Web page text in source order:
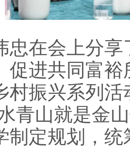
会上分享
促进共同富
村振兴系列
青山就是金
制定规划，